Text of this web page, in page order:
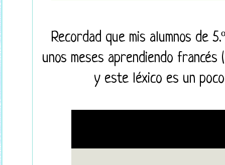
Recordad que mis alumnos de
unos meses aprendiendo francés
y este léxico es un